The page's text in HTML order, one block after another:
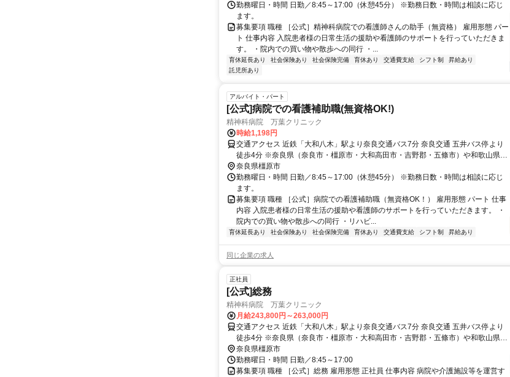
勤務曜日・時間 日勤／8:45～17:00（休憩45分） ※勤務日数・時間は相談に応じ
ます。
募集要項 職種 ［公式］精神科病院での看護師さんの助手（無資格） 雇用形態 パー
ト 仕事内容 入院患者様の日常生活の援助や看護師のサポートを行っていただきま
す。 ・院内での買い物や散歩への同行 ・...
育休延長あり 社会保険あり 社会保険完備 育休あり 交通費支給 シフト制
昇給あり
託児所あり
アルバイト・パート
[公式]病院での看護補助職(無資格OK!)
精神科病院 万葉クリニック
時給1,198円
交通アクセス 近鉄「大和八木」駅より奈良交通バス7分 奈良交通 五井バス停より
徒歩4分 ※奈良県（奈良市・橿原市・大和高田市・吉野郡・五條市）や和歌山県橋
本市など 奈良県内・県外から幅広く通勤されています。
奈良県橿原市
勤務曜日・時間 日勤／8:45～17:00（休憩45分） ※勤務日数・時間は相談に応じ
ます。
募集要項 職種 ［公式］病院での看護補助職（無資格OK！） 雇用形態 パート 仕事
内容 入院患者様の日常生活の援助や看護師のサポートを行っていただきます。 ・
院内での買い物や散歩への同行 ・リハビ...
育休延長あり 社会保険あり 社会保険完備 育休あり 交通費支給 シフト制 昇給あり
同じ企業の求人
正社員
[公式]総務
精神科病院 万葉クリニック
月給243,800円～263,000円
交通アクセス 近鉄「大和八木」駅より奈良交通バス7分 奈良交通 五井バス停より
徒歩4分 ※奈良県（奈良市・橿原市・大和高田市・吉野郡・五條市）や和歌山県橋
本市など 奈良県内・県外から幅広く通勤されています。
奈良県橿原市
勤務曜日・時間 日勤／8:45～17:00
募集要項 職種 ［公式］総務 雇用形態 正社員 仕事内容 病院や介護施設等を運営す